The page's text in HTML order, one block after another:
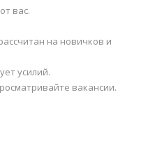
вас.
на новичков и
усилий.
вакансии.